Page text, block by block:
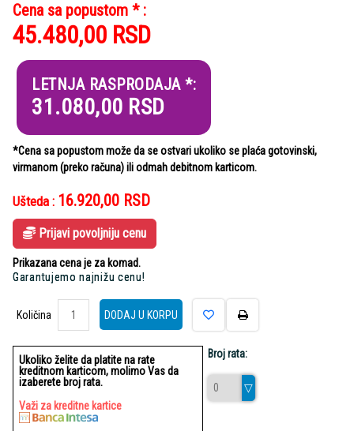
Cena sa popustom * :
45.480,00 RSD
LETNJA RASPRODAJA *:
31.080,00 RSD
*Cena sa popustom može da se ostvari ukoliko se plaća gotovinski,
virmanom (preko računa) ili odmah debitnom karticom.
Ušteda : 16.920,00 RSD
Prijavi povoljniju cenu
Prikazana cena je za komad.
Garantujemo najnižu cenu!
Količina
Količina
DODAJ U KORPU
Ukoliko želite da platite na rate
kreditnom karticom, molimo Vas da
izaberete broj rata.
Važi za kreditne kartice
Broj rata: